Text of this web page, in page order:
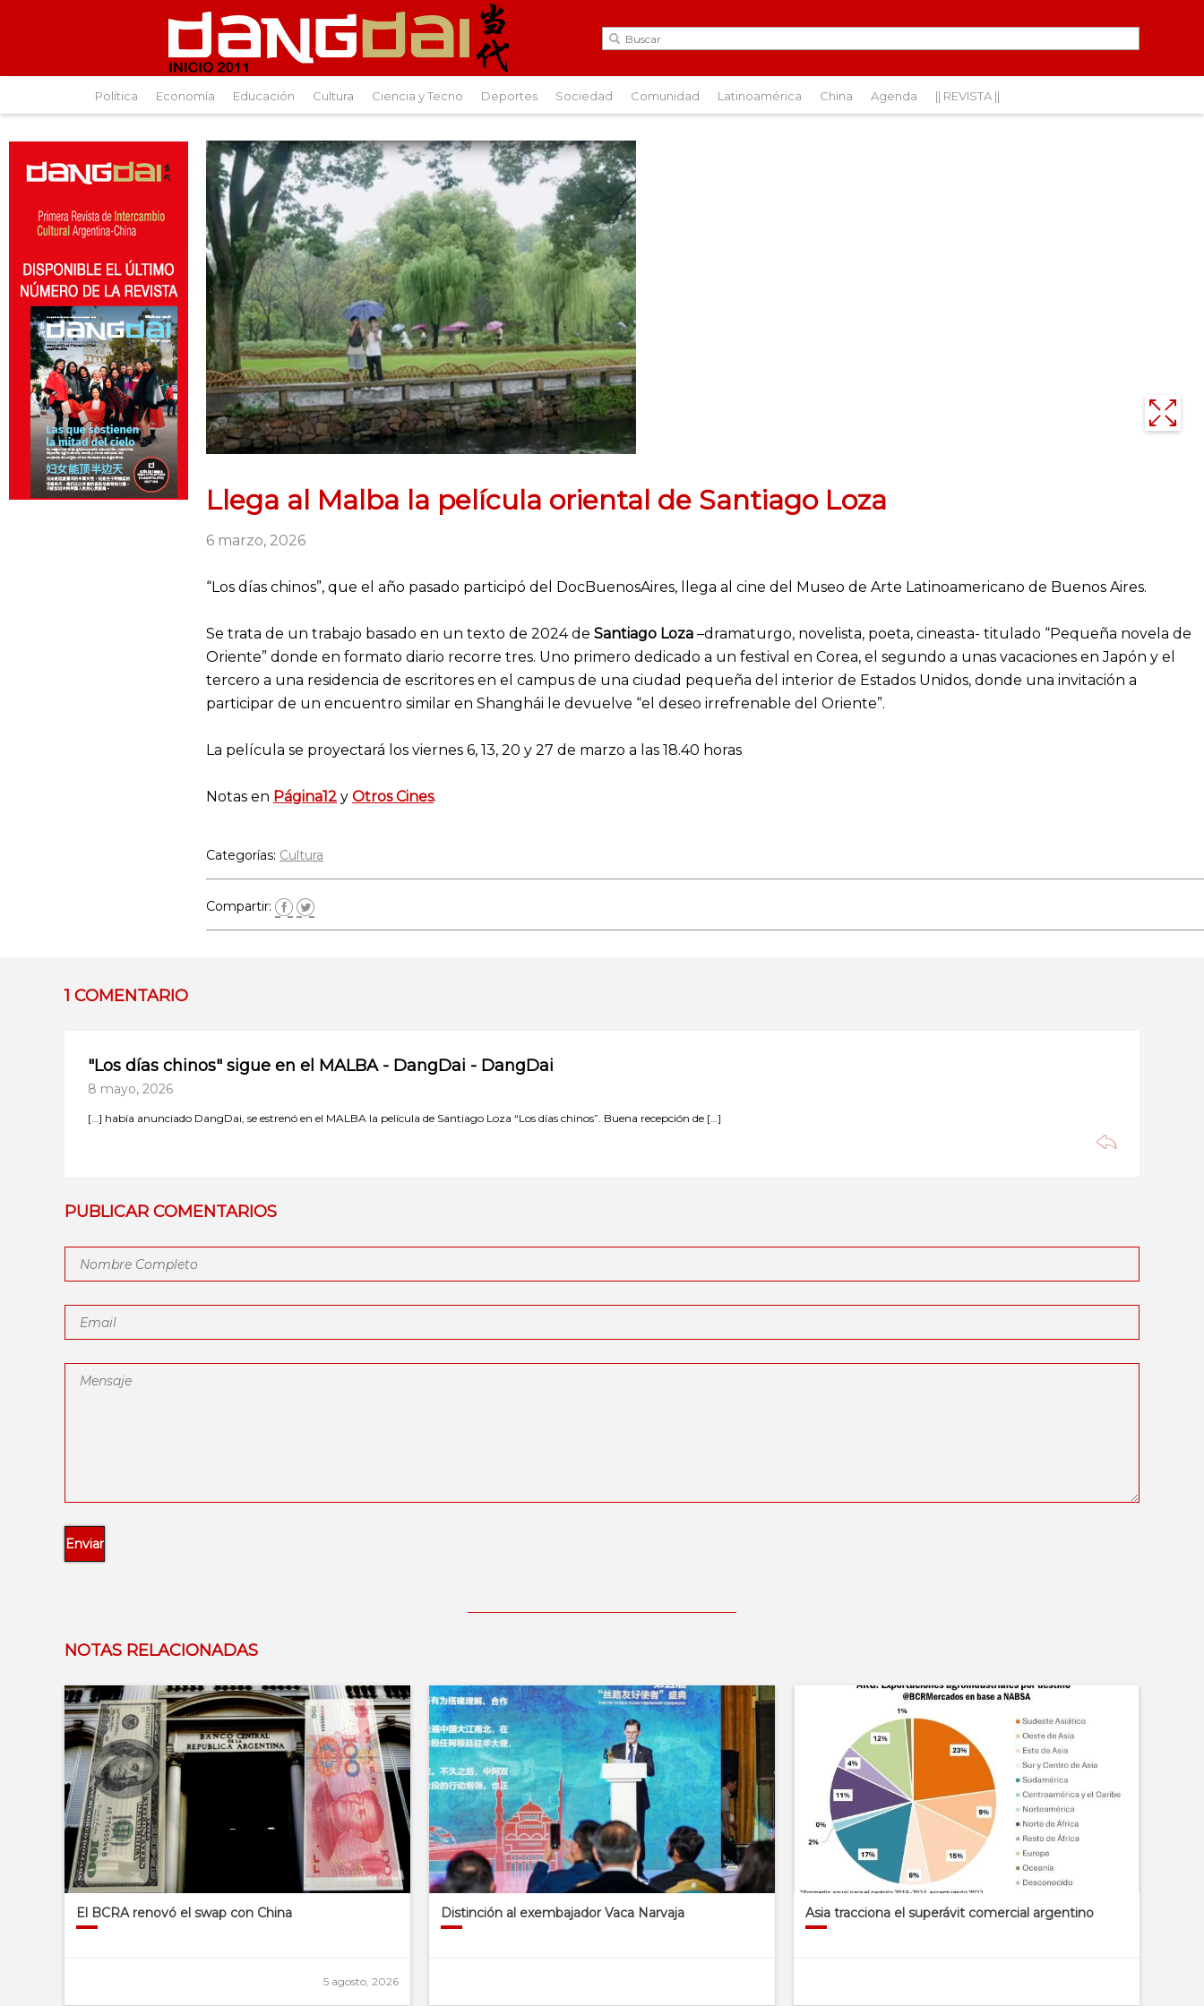
Política Economía Educación Cultura Ciencia y Tecno Deportes Sociedad Comunidad Latinoamérica China Agenda || REVISTA ||
Llega al Malba la película oriental de Santiago Loza
6 marzo, 2026
“Los días chinos”, que el año pasado participó del DocBuenosAires, llega al cine del Museo de Arte Latinoamericano de Buenos Aires.
Se trata de un trabajo basado en un texto de 2024 de Santiago Loza –dramaturgo, novelista, poeta, cineasta- titulado “Pequeña novela de
Oriente” donde en formato diario recorre tres. Uno primero dedicado a un festival en Corea, el segundo a unas vacaciones en Japón y el
tercero a una residencia de escritores en el campus de una ciudad pequeña del interior de Estados Unidos, donde una invitación a
participar de un encuentro similar en Shanghái le devuelve “el deseo irrefrenable del Oriente”.
La película se proyectará los viernes 6, 13, 20 y 27 de marzo a las 18.40 horas
Notas en Página12 y Otros Cines.
Categorías: Cultura
Compartir:
1 COMENTARIO
"Los días chinos" sigue en el MALBA - DangDai - DangDai
8 mayo, 2026
[…] había anunciado DangDai, se estrenó en el MALBA la película de Santiago Loza “Los días chinos”. Buena recepción de […]
PUBLICAR COMENTARIOS
NOTAS RELACIONADAS
El BCRA renovó el swap con China
5 agosto, 2026
Distinción al exembajador Vaca Narvaja Asia tracciona el superávit comercial argentino